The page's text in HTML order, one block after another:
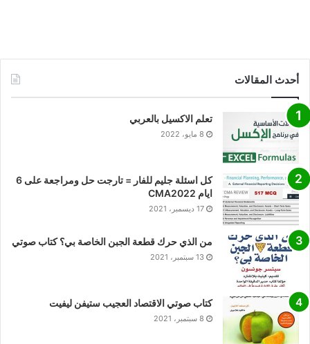
أحدث المقالات
تعلم الاكسيل بالعربي
8 مايو، 2022
كل اسئلة جليم للفار = تارجت حل ومراجعة على 6
ايام CMA2022
17 ديسمبر، 2021
من الذي حرك قطعة الجبن الخاصة بي؟ كتاب صوتي
13 سبتمبر، 2021
كتاب صوتي الاقتصاد العجيب ستيفن ليفيت
8 سبتمبر، 2021